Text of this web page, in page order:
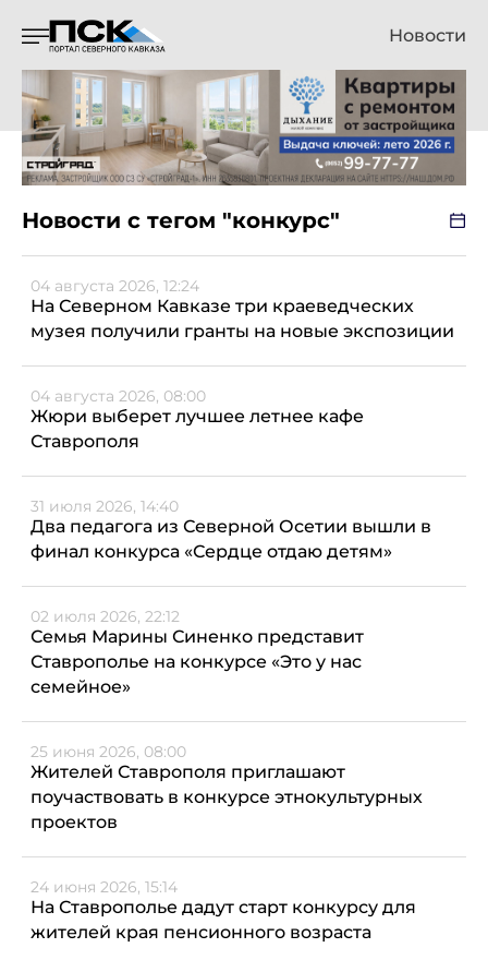
Новости
Новости с тегом "конкурс"
04 августа 2026, 12:24
На Северном Кавказе три краеведческих
музея получили гранты на новые экспозиции
04 августа 2026, 08:00
Жюри выберет лучшее летнее кафе
Ставрополя
31 июля 2026, 14:40
Два педагога из Северной Осетии вышли в
финал конкурса «Сердце отдаю детям»
02 июля 2026, 22:12
Семья Марины Синенко представит
Ставрополье на конкурсе «Это у нас
семейное»
25 июня 2026, 08:00
Жителей Ставрополя приглашают
поучаствовать в конкурсе этнокультурных
проектов
24 июня 2026, 15:14
На Ставрополье дадут старт конкурсу для
жителей края пенсионного возраста